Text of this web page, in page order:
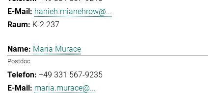
hanieh.mianehrow@...
K-2.237
Maria Murace
Postdoc
+49 331 567-9235
maria.murace@...